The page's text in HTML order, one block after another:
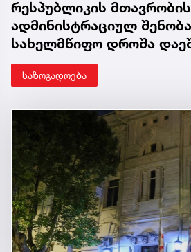
რესპუბლიკის მთავრობის
ადმინისტრაციულ
სახელმწიფო დროშა
საზოგადოება